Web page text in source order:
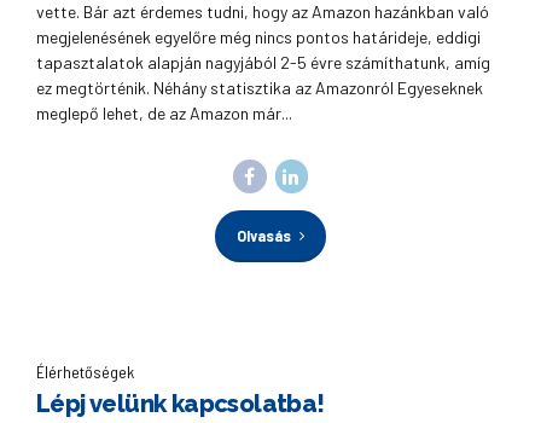
vette. Bár azt érdemes tudni, hogy az Amazon hazánkban való
megjelenésének egyelőre még nincs pontos határideje, eddigi
tapasztalatok alapján nagyjából 2-5 évre számíthatunk, amíg
ez megtörténik. Néhány statisztika az Amazonról Egyeseknek
meglepő lehet, de az Amazon már...
Olvasás
Élérhetőségek
Lépj velünk kapcsolatba!